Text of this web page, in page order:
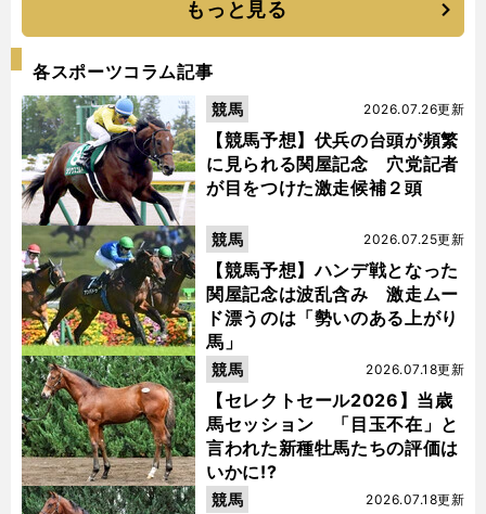
もっと見る
各スポーツコラム記事
【競馬予想】伏兵の台頭が頻繁
に見られる関屋記念 穴党記者
が目をつけた激走候補２頭
2026.07.26更新
競馬
【競馬予想】ハンデ戦となった
関屋記念は波乱含み 激走ムー
ド漂うのは「勢いのある上がり
馬」
2026.07.25更新
競馬
【セレクトセール2026】当歳
馬セッション 「目玉不在」と
言われた新種牡馬たちの評価は
いかに!?
2026.07.18更新
競馬
2026.07.18更新
競馬